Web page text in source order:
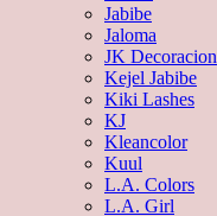
Jabibe
Jaloma
JK Decoracion
Kejel Jabibe
Kiki Lashes
KJ
Kleancolor
Kuul
L.A. Colors
L.A. Girl